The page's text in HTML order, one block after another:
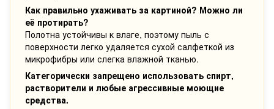
Как правильно ухаживать за картиной? Можно ли
её протирать?
Полотна устойчивы к влаге, поэтому пыль с
поверхности легко удаляется сухой салфеткой из
микрофибры или слегка влажной тканью.
Категорически запрещено использовать спирт,
растворители и любые агрессивные моющие
средства.